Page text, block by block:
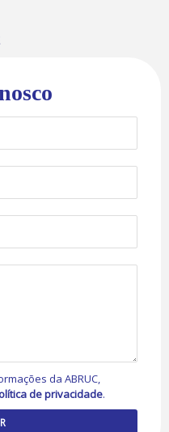
da ABRUC,
de privacidade.